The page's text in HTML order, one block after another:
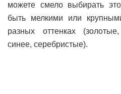
можете смело выбирать
быть мелкими или
разных оттенках
синее, серебристые).